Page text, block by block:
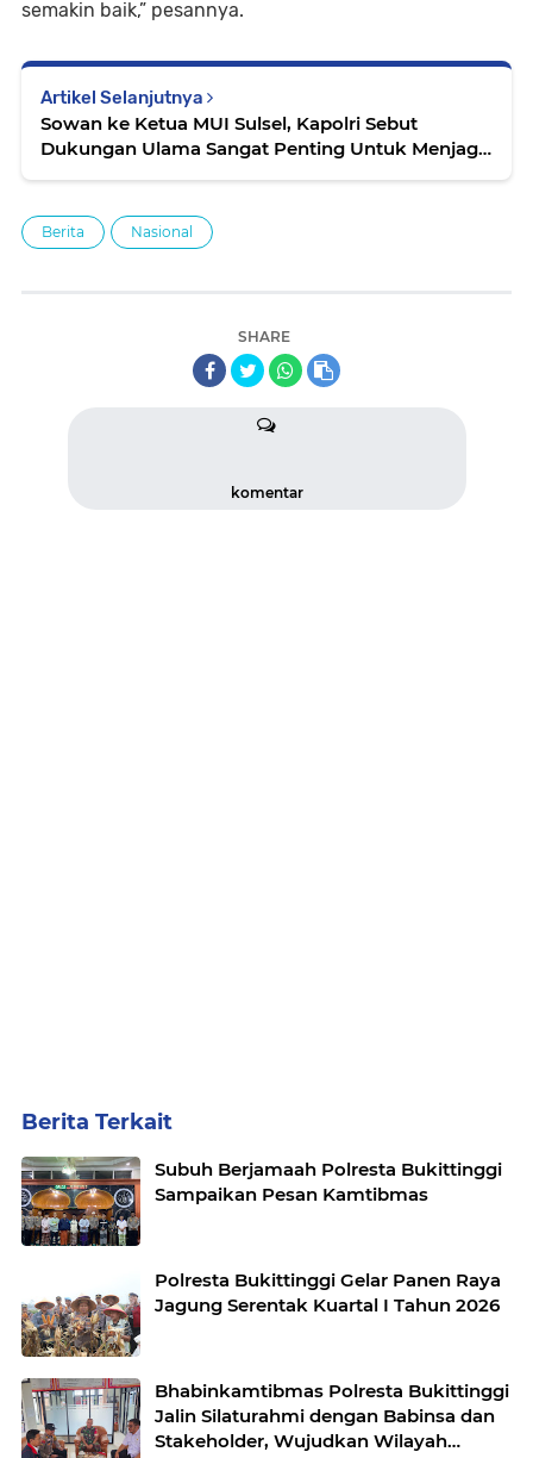
semakin baik,” pesannya.
Artikel Selanjutnya
Sowan ke Ketua MUI Sulsel, Kapolri Sebut
Dukungan Ulama Sangat Penting Untuk Menjaga
Berita Nasional
SHARE
komentar
Berita Terkait
Subuh Berjamaah Polresta Bukittinggi
Sampaikan Pesan Kamtibmas
Polresta Bukittinggi Gelar Panen Raya
Jagung Serentak Kuartal I Tahun 2026
Bhabinkamtibmas Polresta Bukittinggi
Jalin Silaturahmi dengan Babinsa dan
Stakeholder, Wujudkan Wilayah